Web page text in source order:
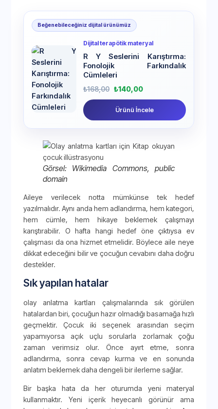
Beğenebileceğiniz dijital ürünümüz
Dijital terapötik materyal
R Y Seslerini Karıştırma:
Fonolojik Farkındalık
Cümleleri
₺168,00 ₺140,00
Ürünü İncele
Görsel: Wikimedia Commons, public
domain
Aileye verilecek notta mümkünse tek hedef
yazılmalıdır. Aynı anda hem adlandırma, hem kategori,
hem cümle, hem hikaye beklemek çalışmayı
karıştırabilir. O hafta hangi hedef öne çıktıysa ev
çalışması da ona hizmet etmelidir. Böylece aile neye
dikkat edeceğini bilir ve çocuğun cevabını daha doğru
destekler.
Sık yapılan hatalar
olay anlatma kartları çalışmalarında sık görülen
hatalardan biri, çocuğun hazır olmadığı basamağa hızlı
geçmektir. Çocuk iki seçenek arasından seçim
yapamıyorsa açık uçlu sorularla zorlamak çoğu
zaman verimsiz olur. Önce ayırt etme, sonra
adlandırma, sonra cevap kurma ve en sonunda
anlatım beklemek daha dengeli bir ilerleme sağlar.
Bir başka hata da her oturumda yeni materyal
kullanmaktır. Yeni içerik heyecanlı görünür ama